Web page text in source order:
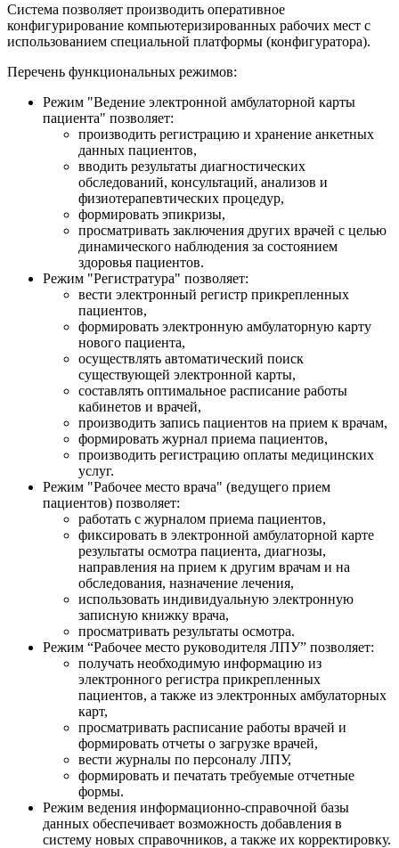
Система позволяет производить оперативное
конфигурирование компьютеризированных рабочих мест с
использованием специальной платформы (конфигуратора).
Перечень функциональных режимов:
Режим "Ведение электронной амбулаторной карты
пациента" позволяет:
производить регистрацию и хранение анкетных
данных пациентов,
вводить результаты диагностических
обследований, консультаций, анализов и
физиотерапевтических процедур,
формировать эпикризы,
просматривать заключения других врачей с целью
динамического наблюдения за состоянием
здоровья пациентов.
Режим "Регистратура" позволяет:
вести электронный регистр прикрепленных
пациентов,
формировать электронную амбулаторную карту
нового пациента,
осуществлять автоматический поиск
существующей электронной карты,
составлять оптимальное расписание работы
кабинетов и врачей,
производить запись пациентов на прием к врачам,
формировать журнал приема пациентов,
производить регистрацию оплаты медицинских
услуг.
Режим "Рабочее место врача" (ведущего прием
пациентов) позволяет:
работать с журналом приема пациентов,
фиксировать в электронной амбулаторной карте
результаты осмотра пациента, диагнозы,
направления на прием к другим врачам и на
обследования, назначение лечения,
использовать индивидуальную электронную
записную книжку врача,
просматривать результаты осмотра.
Режим “Рабочее место руководителя ЛПУ” позволяет:
получать необходимую информацию из
электронного регистра прикрепленных
пациентов, а также из электронных амбулаторных
карт,
просматривать расписание работы врачей и
формировать отчеты о загрузке врачей,
вести журналы по персоналу ЛПУ,
формировать и печатать требуемые отчетные
формы.
Режим ведения информационно-справочной базы
данных обеспечивает возможность добавления в
систему новых справочников, а также их корректировку.